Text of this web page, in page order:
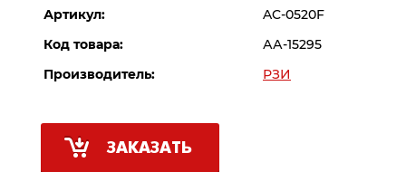
Артикул:
AC-0520F
Код товара:
АА-15295
Производитель:
РЗИ
ЗАКАЗАТЬ